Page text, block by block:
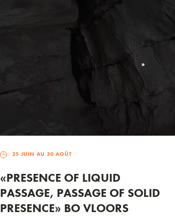
25 JUIN AU 30 AOÛT
«PRESENCE OF LIQUID
PASSAGE, PASSAGE OF SOLID
PRESENCE» BO VLOORS